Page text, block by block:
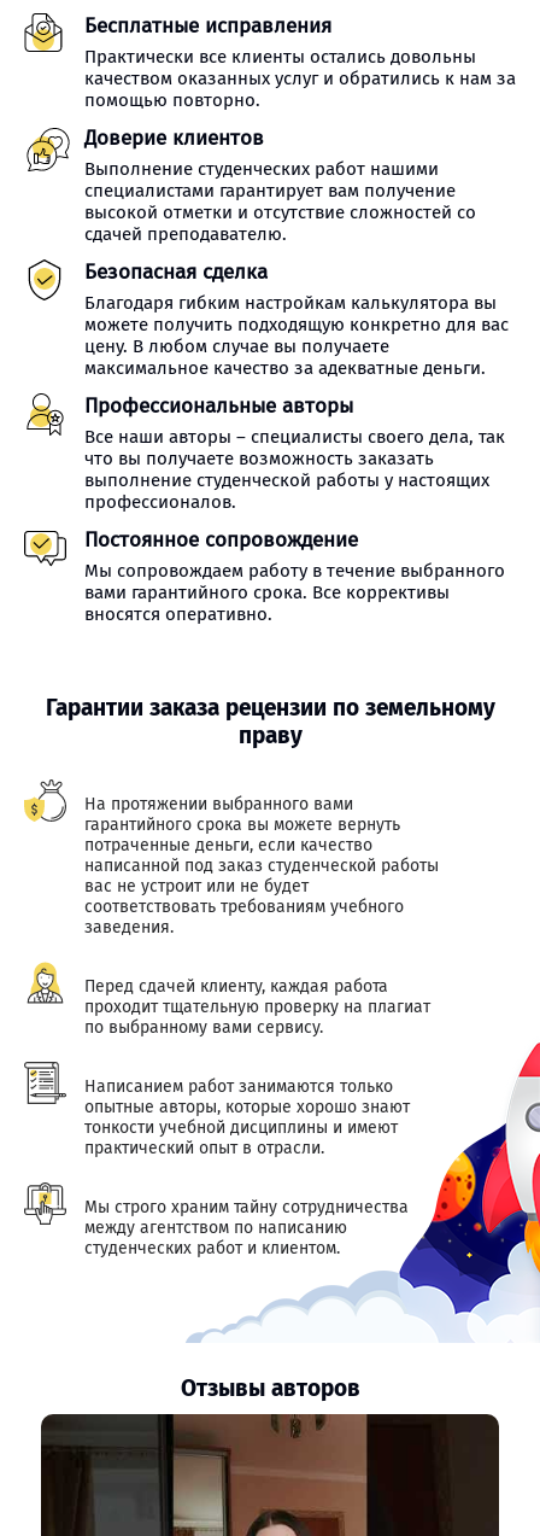
Бесплатные исправления
Практически все клиенты остались довольны
качеством оказанных услуг и обратились к нам за
помощью повторно.
Доверие клиентов
Выполнение студенческих работ нашими
специалистами гарантирует вам получение
высокой отметки и отсутствие сложностей со
сдачей преподавателю.
Безопасная сделка
Благодаря гибким настройкам калькулятора вы
можете получить подходящую конкретно для вас
цену. В любом случае вы получаете
максимальное качество за адекватные деньги.
Профессиональные авторы
Все наши авторы – специалисты своего дела, так
что вы получаете возможность заказать
выполнение студенческой работы у настоящих
профессионалов.
Постоянное сопровождение
Мы сопровождаем работу в течение выбранного
вами гарантийного срока. Все коррективы
вносятся оперативно.
Гарантии заказа рецензии по земельному
праву
На протяжении выбранного вами
гарантийного срока вы можете вернуть
потраченные деньги, если качество
написанной под заказ студенческой работы
вас не устроит или не будет
соответствовать требованиям учебного
заведения.
Перед сдачей клиенту, каждая работа
проходит тщательную проверку на плагиат
по выбранному вами сервису.
Написанием работ занимаются только
опытные авторы, которые хорошо знают
тонкости учебной дисциплины и имеют
практический опыт в отрасли.
Мы строго храним тайну сотрудничества
между агентством по написанию
студенческих работ и клиентом.
Отзывы авторов